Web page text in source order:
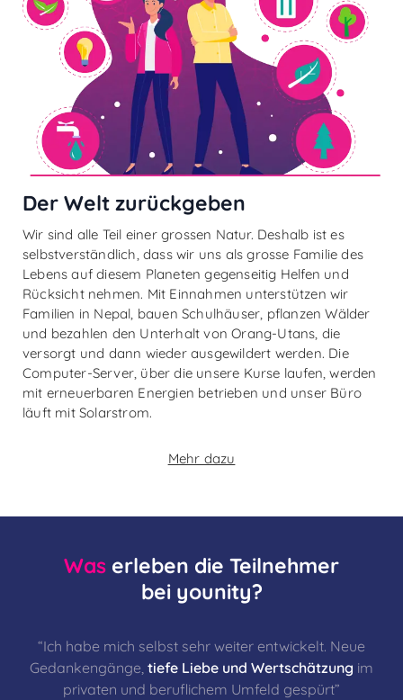
Der Welt zurückgeben
Wir sind alle Teil einer grossen Natur. Deshalb ist es
selbstverständlich, dass wir uns als grosse Familie des
Lebens auf diesem Planeten gegenseitig Helfen und
Rücksicht nehmen. Mit Einnahmen unterstützen wir
Familien in Nepal, bauen Schulhäuser, pflanzen Wälder
und bezahlen den Unterhalt von Orang-Utans, die
versorgt und dann wieder ausgewildert werden. Die
Computer-Server, über die unsere Kurse laufen, werden
mit erneuerbaren Energien betrieben und unser Büro
läuft mit Solarstrom.
Mehr dazu
Was erleben die Teilnehmer
bei younity?
“Ich habe mich selbst sehr weiter entwickelt. Neue
Gedankengänge, tiefe Liebe und Wertschätzung im
privaten und beruflichem Umfeld gespürt”